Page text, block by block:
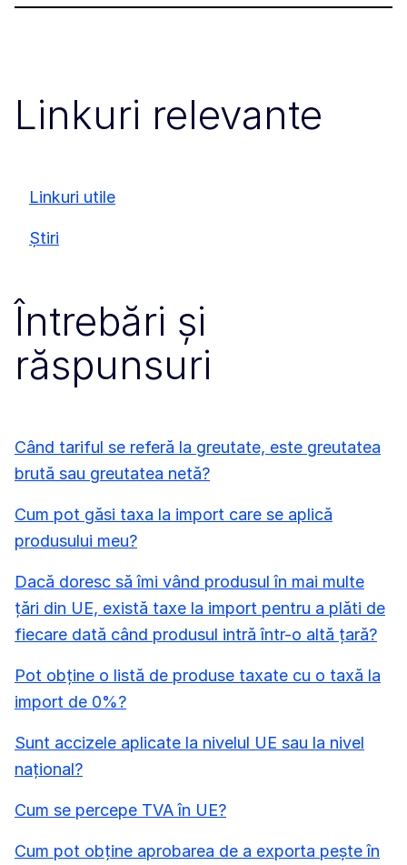
Linkuri relevante
Linkuri utile
Știri
Întrebări și
răspunsuri
Când tariful se referă la greutate, este greutatea
brută sau greutatea netă?
Cum pot găsi taxa la import care se aplică
produsului meu?
Dacă doresc să îmi vând produsul în mai multe
țări din UE, există taxe la import pentru a plăti de
fiecare dată când produsul intră într-o altă țară?
Pot obține o listă de produse taxate cu o taxă la
import de 0%?
Sunt accizele aplicate la nivelul UE sau la nivel
național?
Cum se percepe TVA în UE?
Cum pot obține aprobarea de a exporta pește în